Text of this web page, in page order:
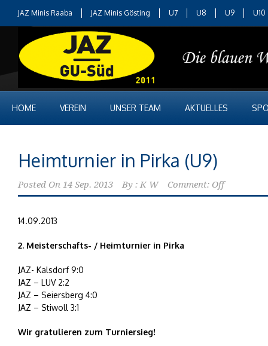
JAZ Minis Raaba JAZ Minis Gösting U7 U8 U9 U10
HOME VEREIN UNSER TEAM AKTUELLES
Heimturnier in Pirka (U9)
Posted On 14 Sep. 2013 By : K W Comment: Off
14.09.2013
2. Meisterschafts- / Heimturnier in Pirka
JAZ- Kalsdorf 9:0
JAZ – LUV 2:2
JAZ – Seiersberg 4:0
JAZ – Stiwoll 3:1
Wir gratulieren zum Turniersieg!